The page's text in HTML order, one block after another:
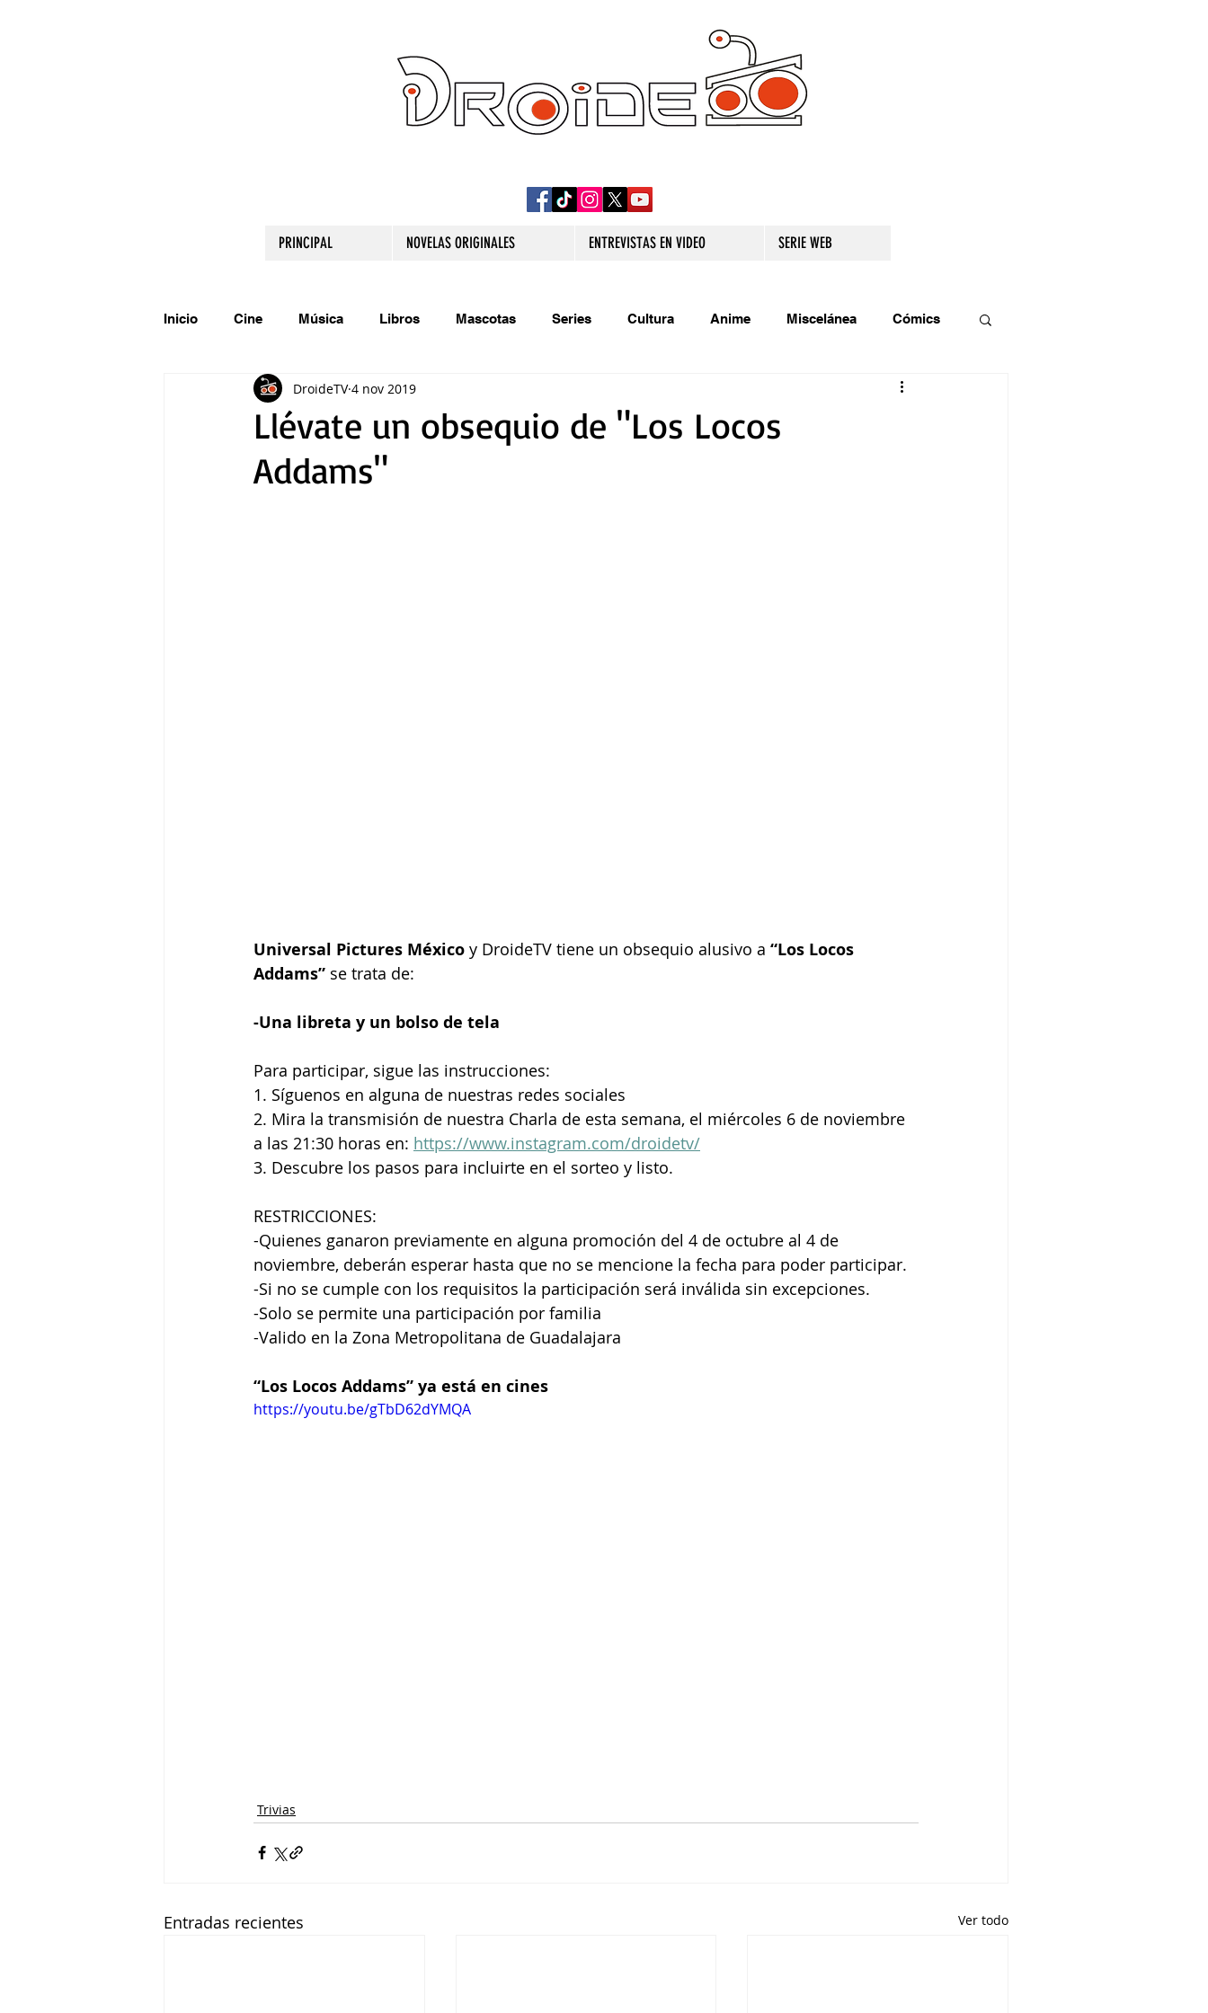
PRINCIPAL NOVELAS ORIGINALES ENTREVISTAS EN VIDEO SERIE WEB
Inicio Cine Música Libros Mascotas Series Cultura Anime Miscelánea Cómics
Comparte tu talento Relatos originales
Gastronomía Tecnología
Llévate un obsequio de "Los Locos
Addams"
DroideTV 4 nov 2019
Universal Pictures México y DroideTV tiene un obsequio alusivo a “Los Locos
Addams” se trata de:
-Una libreta y un bolso de tela
Para participar, sigue las instrucciones:
1. Síguenos en alguna de nuestras redes sociales
2. Mira la transmisión de nuestra Charla de esta semana, el miércoles 6 de noviembre
a las 21:30 horas en: https://www.instagram.com/droidetv/
3. Descubre los pasos para incluirte en el sorteo y listo.
RESTRICCIONES:
-Quienes ganaron previamente en alguna promoción del 4 de octubre al 4 de
noviembre, deberán esperar hasta que no se mencione la fecha para poder participar.
-Si no se cumple con los requisitos la participación será inválida sin excepciones.
-Solo se permite una participación por familia
-Valido en la Zona Metropolitana de Guadalajara
“Los Locos Addams” ya está en cines
https://youtu.be/gTbD62dYMQA
Trivias
Entradas recientes Ver todo